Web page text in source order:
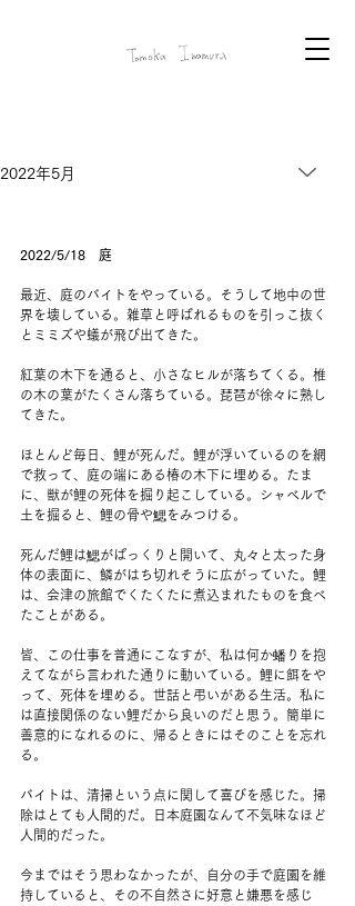
2022年5月
2022/5/18　庭
最近、庭のバイトをやっている。そうして地中の世
界を壊している。雑草と呼ばれるものを引っこ抜く
とミミズや蟻が飛び出てきた。
紅葉の木下を通ると、小さなヒルが落ちてくる。椎
の木の葉がたくさん落ちている。琵琶が徐々に熟し
てきた。
ほとんど毎日、鯉が死んだ。鯉が浮いているのを網
で救って、庭の端にある椿の木下に埋める。たま
に、獣が鯉の死体を掘り起こしている。シャベルで
土を掘ると、鯉の骨や鰓をみつける。
死んだ鯉は鰓がぱっくりと開いて、丸々と太った身
体の表面に、鱗がはち切れそうに広がっていた。鯉
は、会津の旅館でくたくたに煮込まれたものを食べ
たことがある。
皆、この仕事を普通にこなすが、私は何か蟠りを抱
えてながら言われた通りに動いている。鯉に餌をや
って、死体を埋める。世話と弔いがある生活。私に
は直接関係のない鯉だから良いのだと思う。簡単に
善意的になれるのに、帰るときにはそのことを忘れ
る。
バイトは、清掃という点に関して喜びを感じた。掃
除はとても人間的だ。日本庭園なんて不気味なほど
人間的だった。
今まではそう思わなかったが、自分の手で庭園を維
持していると、その不自然さに好意と嫌悪を感じ